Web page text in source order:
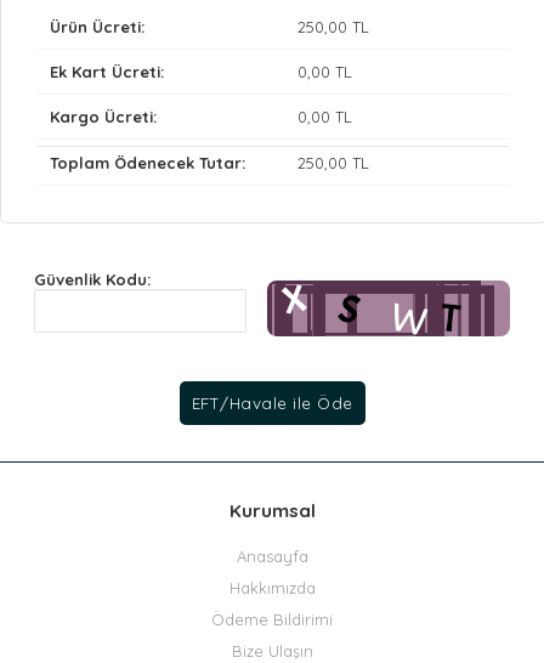
Ürün Ücreti: 250 ,00 TL
Ek Kart Ücreti: 0 ,00 TL
Kargo Ücreti: 0 ,00 TL
Toplam Ödenecek Tutar: 250 ,00 TL
Güvenlik Kodu:
Kurumsal
Anasayfa
Hakkımızda
Ödeme Bildirimi
Bize Ulaşın